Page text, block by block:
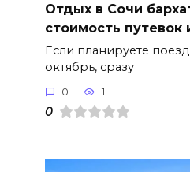
Отдых в Сочи
стоимость путевок
Если планируете
октябрь, сразу
0 1
0